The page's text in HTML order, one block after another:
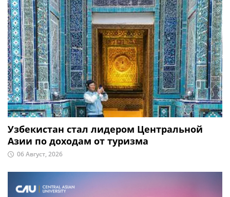
Узбекистан стал лидером Центральной
Азии по доходам от туризма
06 Август, 2026